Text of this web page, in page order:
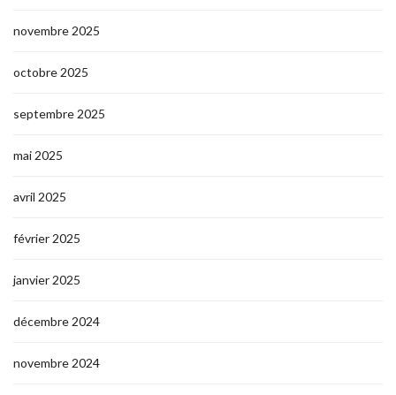
novembre 2025
octobre 2025
septembre 2025
mai 2025
avril 2025
février 2025
janvier 2025
décembre 2024
novembre 2024